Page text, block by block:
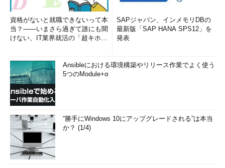
資格がないと就職できないって本
当？――いまさら過ぎて誰にも聞
けない、IT業界就活の「超キホ
SAPジャパン、インメモリDBの
最新版「SAP HANA SPS12」を
発表
Ansibleにおける環境構築やリリース作業でよく使う
5つのModule+α
“勝手にWindows 10にアップグレードされる”は本当
か？ (1/4)